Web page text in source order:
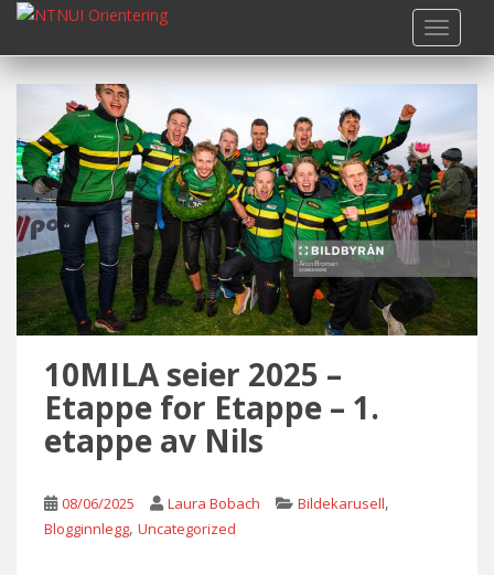
i
10MILA seier 2025 –
Etappe for Etappe – 1.
etappe av Nils
08/06/2025 Laura Bobach Bildekarusell,
Blogginnlegg, Uncategorized